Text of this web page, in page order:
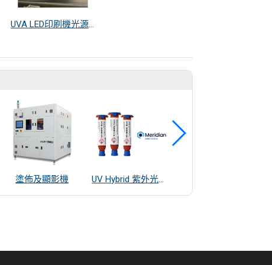
UVA LED印刷機光源系統
塗佈及顯影機 UV Hybrid 紫外光混合系統接著劑